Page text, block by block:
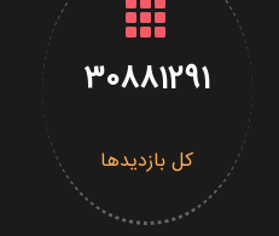
30881291
کل بازدیدها